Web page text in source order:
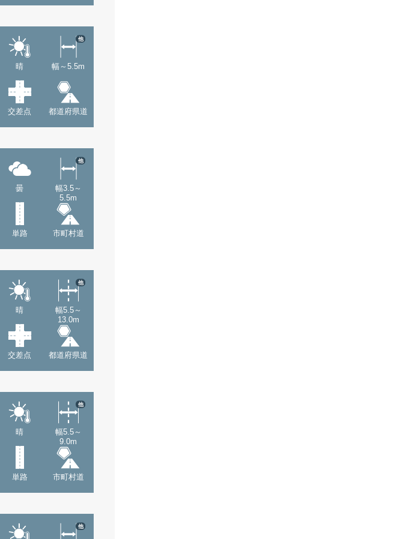
晴 幅～5.5m
他
交差点 都道府県道
曇
幅3.5～
5.5m
他
単路 市町村道
晴
幅5.5～
13.0m
他
交差点 都道府県道
晴
幅5.5～
9.0m
他
単路 市町村道
他